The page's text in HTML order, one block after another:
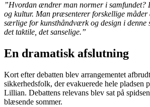
”Hvordan ændrer man normer i samfundet?
og kultur. Man præsenterer forskellige måder
særlige for kunsthåndværk og design i denne
det taktile, det sanselige.”
En dramatisk afslutning
Kort efter debatten blev arrangementet
sikkerhedsfolk, der evakuerede hele pladsen
Lillian. Debattens relevans blev sat på
blæsende sommer.